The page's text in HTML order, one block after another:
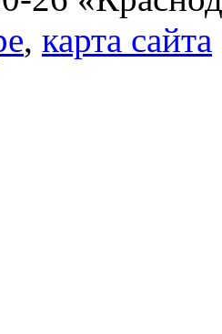
, карта сайта